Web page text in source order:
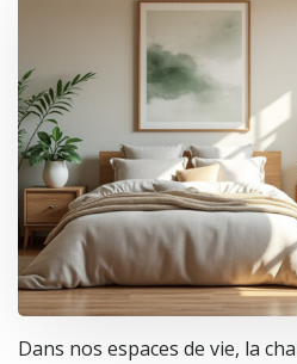
Dans nos espaces de vie, la